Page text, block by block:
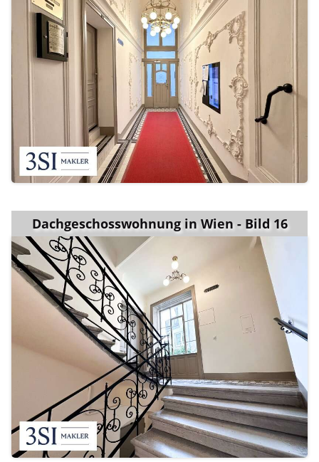
Dachgeschosswohnung in Wien - Bild 16